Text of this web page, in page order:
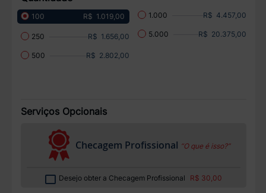
100 R$ 1.019,00
250 R$ 1.656,00
500 R$ 2.802,00
1.000 R$ 4.457,00
5.000 R$ 20.375,00
Serviços Opcionais
Checagem Profissional “O que é isso?”
Desejo obter a Checagem Profissional R$ 30,00